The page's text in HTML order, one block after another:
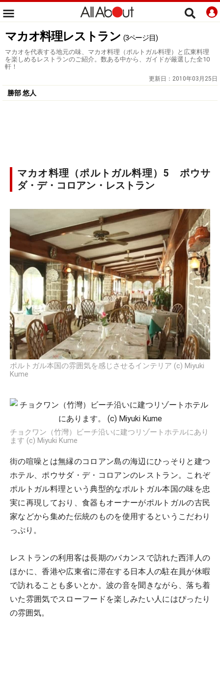
マカオ料理レストラン (3ページ目)
マカオを代表する地元の味、マカオ料理（ポルトガル料理）と広東料理
を楽しめるレストランのご紹介。数ある中から、ガイドが厳選した全10
軒！
更新日： 2010年03月25日
勝部 悠人
マカオ料理（ポルトガル料理）5 ポウサ
ダ・デ・コロアン・レストラン
ポルトガル本国の雰囲気を感じさせるインテリア (c) Miyuki
Kume
チョクワン（竹灣）ビーチ沿いに建つリゾートホテルにあり
ます (c) Miyuki Kume
街の喧噪とは無縁のコロアン島の海辺にひっそりと建つ
ホテル、ポウサダ・デ・コロアンのレストラン。これぞ
ポルトガル料理という典型的なポルトガル本国の味を忠
実に再現しており、食器もオーナーがポルトガルの古民
家などから集めた伝統のものを使用するというこだわり
っぷり。
レストランの利用客は長期のバカンスで訪れた西洋人の
ほかに、香港や広東省に滞在する日本人の駐在員が休暇
で訪れることも多いとか。波の音を聞きながら、落ち着
いた雰囲気でスローフードを楽しみたい人にはぴったり
の雰囲気。